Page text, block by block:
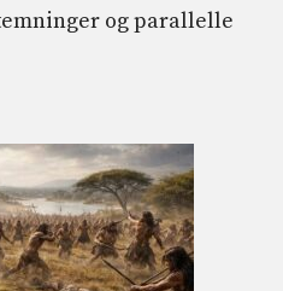
og parallelle